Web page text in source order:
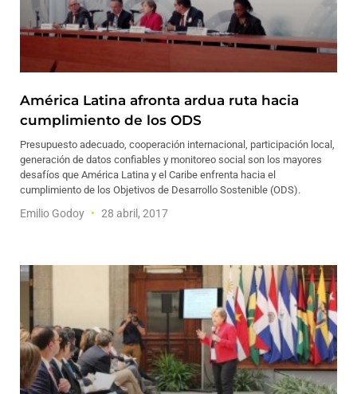
América Latina afronta ardua ruta hacia
cumplimiento de los ODS
Presupuesto adecuado, cooperación internacional, participación local,
generación de datos confiables y monitoreo social son los mayores
desafíos que América Latina y el Caribe enfrenta hacia el
cumplimiento de los Objetivos de Desarrollo Sostenible (ODS).
Emilio Godoy 28 abril, 2017